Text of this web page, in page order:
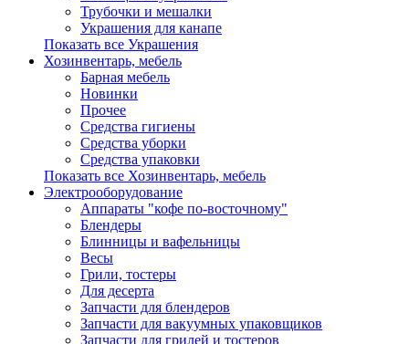
Трубочки и мешалки
Украшения для канапе
Показать все Украшения
Хозинвентарь, мебель
Барная мебель
Новинки
Прочее
Средства гигиены
Средства уборки
Средства упаковки
Показать все Хозинвентарь, мебель
Электрооборудование
Аппараты "кофе по-восточному"
Блендеры
Блинницы и вафельницы
Весы
Грили, тостеры
Для десерта
Запчасти для блендеров
Запчасти для вакуумных упаковщиков
Запчасти для грилей и тостеров